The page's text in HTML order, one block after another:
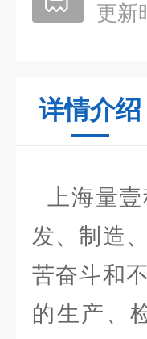
更新
详情介绍
上海量壹
发、制造
苦奋斗和
的生产、